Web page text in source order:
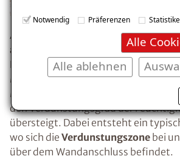
Notwendig Präferenzen
Alle
Alle ablehnen
Ausblühungen von Salpeter können
aufsteigende Feuchtigkeit
Durch das kapillare Aufsteigen der
Mauerwerk geraten Salze über das
Mauerwerk und diese verdunsten,
den Verdunstungsgrad der
übersteigt. Dabei entsteht ein
wo sich die Verdunstungszone bei
über dem Wandanschluss befindet.
E-Mail eingeben
Kostenlosen Ratgeber
Voraussetzung für den Erhalt des
Ratgebers ist die Anmeldung zu